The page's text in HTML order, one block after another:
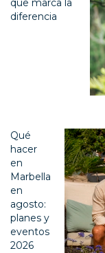
que marca la
diferencia
Qué
hacer
en
Marbella
en
agosto:
planes y
eventos
2026